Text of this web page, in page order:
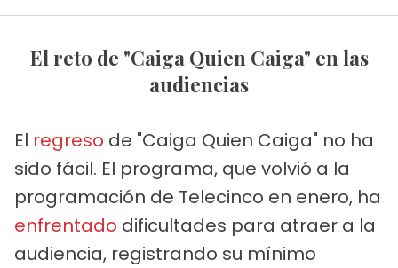
El reto de "Caiga Quien Caiga" en las
audiencias
El regreso de "Caiga Quien Caiga" no ha
sido fácil. El programa, que volvió a la
programación de Telecinco en enero, ha
enfrentado dificultades para atraer a la
audiencia, registrando su mínimo